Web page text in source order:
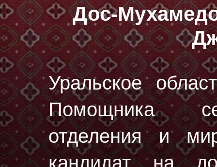
Дос-
Уральское
Помощника
отделения и